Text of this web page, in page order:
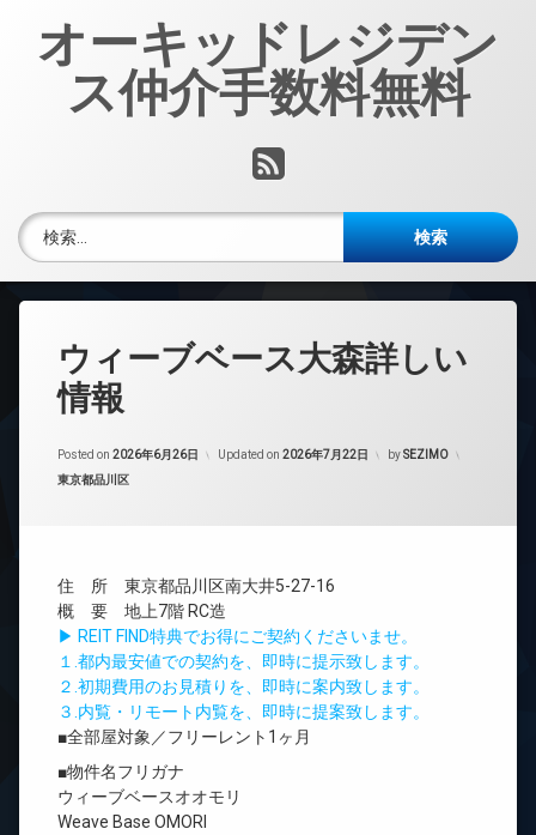
オーキッドレジデン
ス仲介手数料無料
RSS
検索:
ウィーブベース大森詳しい
情報
Posted on 2026年6月26日 Updated on 2026年7月22日 bySEZIMO
カテゴリー:
東京都品川区
住 所 東京都品川区南大井5-27-16
概 要 地上7階 RC造
▶ REIT FIND特典でお得にご契約くださいませ。
１.都内最安値での契約を、即時に提示致します。
２.初期費用のお見積りを、即時に案内致します。
３.内覧・リモート内覧を、即時に提案致します。
■全部屋対象／フリーレント1ヶ月
■物件名フリガナ
ウィーブベースオオモリ
Weave Base OMORI